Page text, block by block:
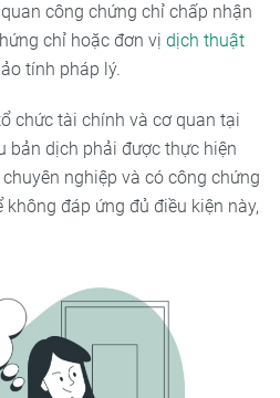
công chứng chỉ chấp nhận
chỉ hoặc đơn vị dịch thuật
tính pháp lý.
chức tài chính và cơ quan tại
bản dịch phải được thực hiện
nghiệp và có công chứng
đáp ứng đủ điều kiện này,